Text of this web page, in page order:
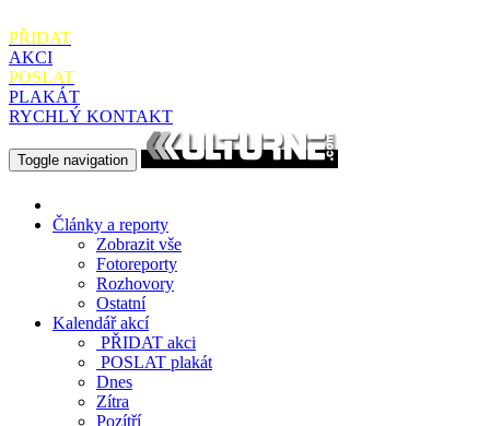
PŘIDAT
AKCI
POSLAT
PLAKÁT
RYCHLÝ KONTAKT
Toggle navigation
Články a reporty
Zobrazit vše
Fotoreporty
Rozhovory
Ostatní
Kalendář akcí
PŘIDAT akci
POSLAT plakát
Dnes
Zítra
Pozítří